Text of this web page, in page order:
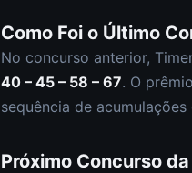
Como Foi o Último
No concurso anterior,
40 – 45 – 58 – 67. O
sequência de
Próximo Concurso da